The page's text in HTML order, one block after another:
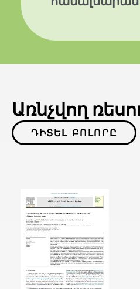
Առնչվող
ԴԻՏԵԼ ԲՈԼՈՐԸ